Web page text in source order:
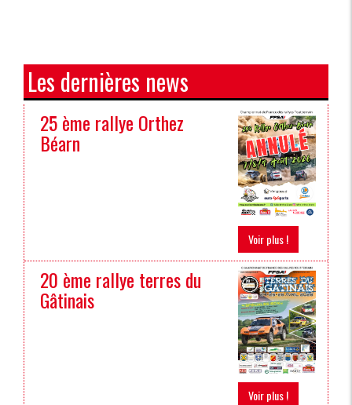
Les dernières news
25 ème rallye Orthez
Béarn
Voir plus !
20 ème rallye terres du
Gâtinais
Voir plus !